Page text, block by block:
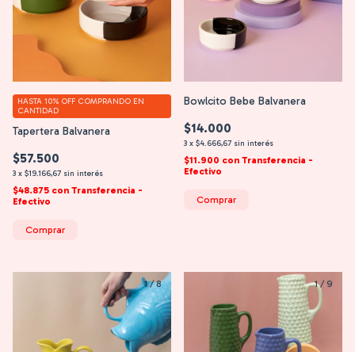
Tapertera Balvanera
$57.500
3 x $19.166,67 sin interés
HASTA 10% OFF COMPRANDO EN
CANTIDAD
$48.875 con Transferencia -
Efectivo
Comprar
Bowlcito Bebe Balvanera
$14.000
3 x $4.666,67 sin interés
$11.900 con Transferencia -
Efectivo
Comprar
1/8 1/ 9